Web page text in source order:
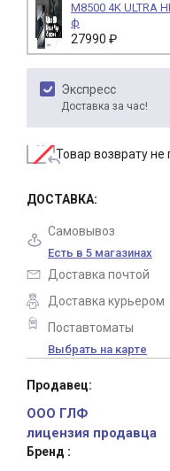
М8500 4K ULTRA
ф
27990 ₽
Экспресс
Доставка за час!
Товар возврату
ДОСТАВКА:
Самовывоз
Есть в 5 магазинах
Доставка почтой
Доставка курьером
Поставтоматы
Выбрать на карте
Продавец:
ООО ГЛФ
лицензия продавца
Бренд :